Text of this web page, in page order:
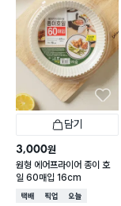
담기
3,000원
원형 에어프라이어 종이 호
일 60매입 16cm
택배배송매장픽업오늘배송